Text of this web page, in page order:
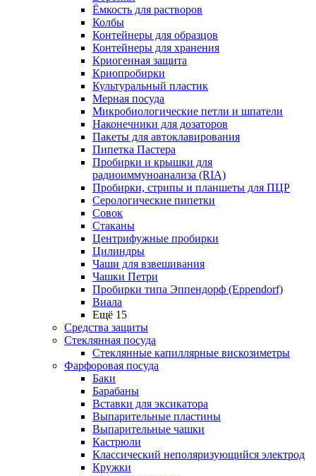
Ёмкость для растворов
Колбы
Контейнеры для образцов
Контейнеры для хранения
Криогенная защита
Криопробирки
Культуральный пластик
Мерная посуда
Микробиологические петли и шпатели
Наконечники для дозаторов
Пакеты для автоклавирования
Пипетка Пастера
Пробирки и крышки для
радиоиммуноанализа (RIA)
Пробирки, стрипы и планшеты для ПЦР
Серологические пипетки
Совок
Стаканы
Центрифужные пробирки
Цилиндры
Чаши для взвешивания
Чашки Петри
Пробирки типа Эппендорф (Eppendorf)
Виала
Ещё 15
Средства защиты
Стеклянная посуда
Стеклянные капиллярные вискозиметры
Фарфоровая посуда
Баки
Барабаны
Вставки для эксикатора
Выпарительные пластины
Выпарительные чашки
Кастрюли
Классический неполяризующийся электрод
Кружки